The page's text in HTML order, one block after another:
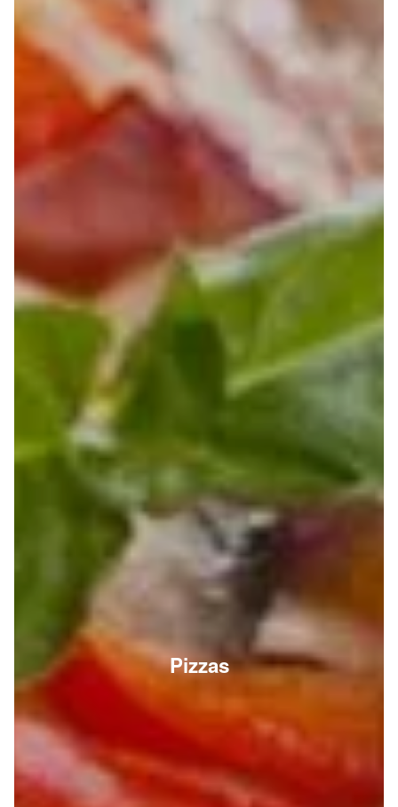
Pizzas